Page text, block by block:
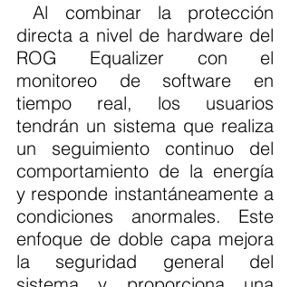
Al combinar la protección
directa a nivel de hardware del
ROG Equalizer con el
monitoreo de software en
tiempo real, los usuarios
tendrán un sistema que realiza
un seguimiento continuo del
comportamiento de la energía
y responde instantáneamente a
condiciones anormales. Este
enfoque de doble capa mejora
la seguridad general del